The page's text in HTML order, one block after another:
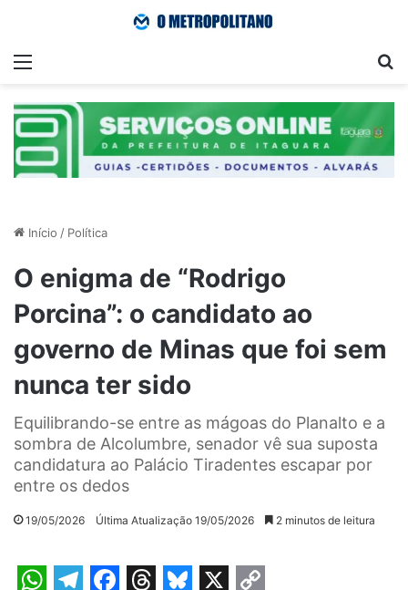
Menu
Início / Política
O enigma de “Rodrigo
Porcina”: o candidato ao
governo de Minas que foi sem
nunca ter sido
Equilibrando-se entre as mágoas do Planalto e a
sombra de Alcolumbre, senador vê sua suposta
candidatura ao Palácio Tiradentes escapar por
entre os dedos
19/05/2026 Última Atualização 19/05/2026 2 minutos de leitura